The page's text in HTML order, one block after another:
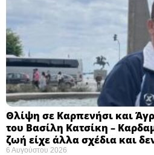
Θλίψη σε Καρπενήσι και
του Βασίλη Κατσίκη –
ζωή είχε άλλα σχέδια και
6 Αυγούστου 2026